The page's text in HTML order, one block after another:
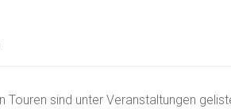
Touren sind unter Veranstaltungen